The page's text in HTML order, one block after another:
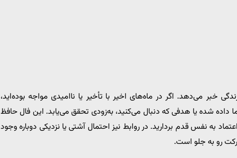
خبر می‌دهد. اگر در ماه‌های اخیر با تأخیر یا ناامیدی مواجه بوده‌اید،
شده یا هدفی که دنبال می‌کنید، به‌زودی تحقق می‌یابد. این فال حافظ
به نفس قدم بردارید. در روابط نیز احتمال آشتی یا نزدیکی دوباره وجود
رو به جلو است.